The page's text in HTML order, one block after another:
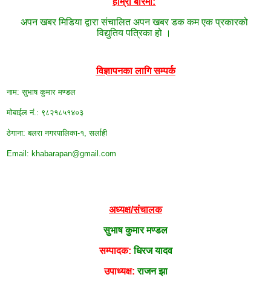
अपन खबर मिडिया द्वारा संचालित अपन खबर डक कम एक प्रकारको
विद्युतिय पत्रिका हो ।
विज्ञापनका लागि सम्पर्क
नाम: सुभाष कुमार मण्डल
मोबाईल न‌ं.: ९८२१८५१४०३
ठेगाना: बलरा नगरपालिका-१, सर्लाही
Email: khabarapan@gmail.com
अध्यक्ष/संचालक
सुभाष कुमार मण्डल
सम्पादक: धिरज यादव
उपाध्यक्ष: राजन झा